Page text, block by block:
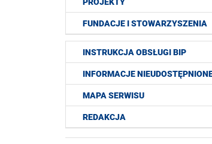
FUNDACJE I STOWARZYSZENIA
INSTRUKCJA OBSŁUGI BIP
INFORMACJE
MAPA SERWISU
REDAKCJA